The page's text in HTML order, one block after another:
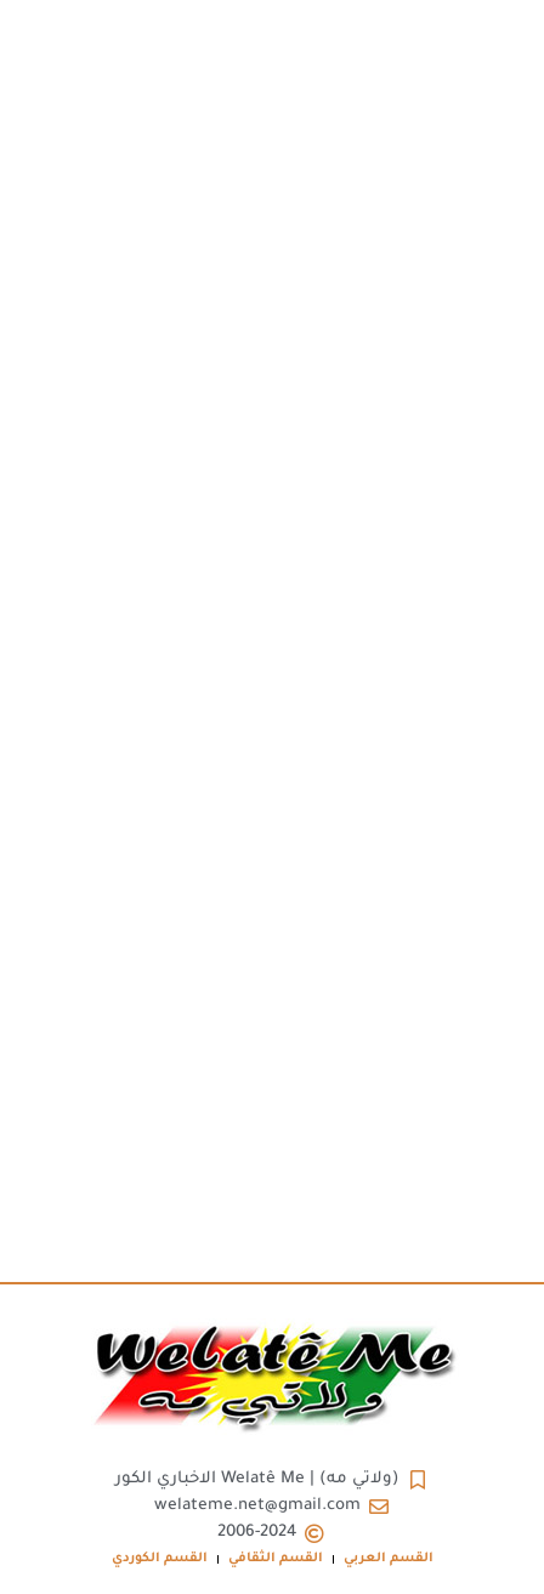
(ولاتي مه) | Welatê Me الاخباري الكور
welateme.net@gmail.com
2006-2024
القسم العربي القسم الثقافي القسم الكوردي